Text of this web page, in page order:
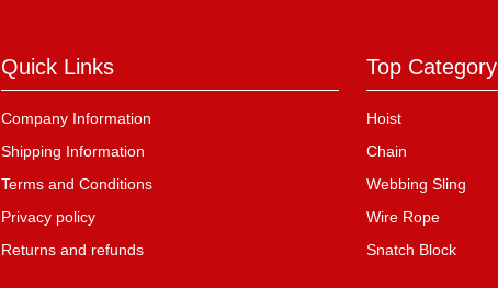
Quick Links
Company Information
Shipping Information
Terms and Conditions
Privacy policy
Returns and refunds
Top Category
Hoist
Chain
Webbing Sling
Wire Rope
Snatch Block